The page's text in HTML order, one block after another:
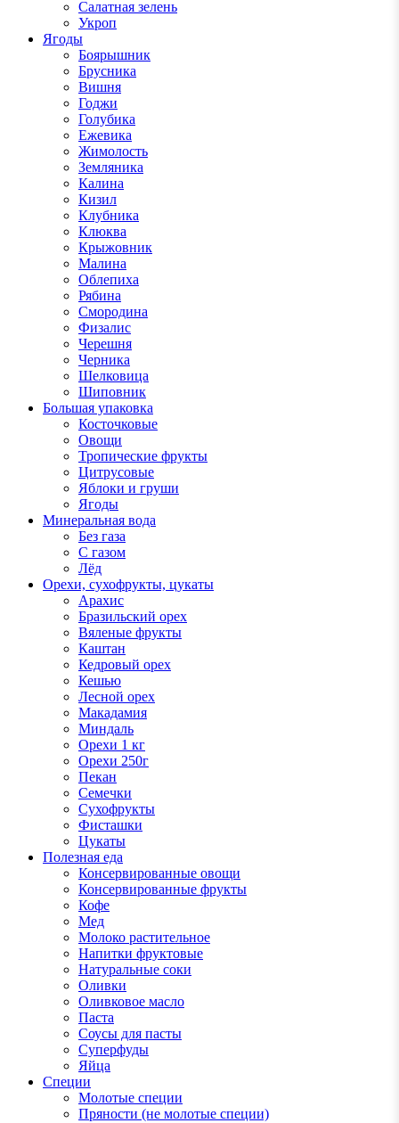
Салатная зелень
Укроп
Ягоды
Боярышник
Брусника
Вишня
Годжи
Голубика
Ежевика
Жимолость
Земляника
Калина
Кизил
Клубника
Клюква
Крыжовник
Малина
Облепиха
Рябина
Смородина
Физалис
Черешня
Черника
Шелковица
Шиповник
Большая упаковка
Косточковые
Овощи
Тропические фрукты
Цитрусовые
Яблоки и груши
Ягоды
Минеральная вода
Без газа
С газом
Лёд
Орехи, сухофрукты, цукаты
Арахис
Бразильский орех
Вяленые фрукты
Каштан
Кедровый орех
Кешью
Лесной орех
Макадамия
Миндаль
Орехи 1 кг
Орехи 250г
Пекан
Семечки
Сухофрукты
Фисташки
Цукаты
Полезная еда
Консервированные овощи
Консервированные фрукты
Кофе
Мед
Молоко растительное
Напитки фруктовые
Натуральные соки
Оливки
Оливковое масло
Паста
Соусы для пасты
Суперфуды
Яйца
Специи
Молотые специи
Пряности (не молотые специи)